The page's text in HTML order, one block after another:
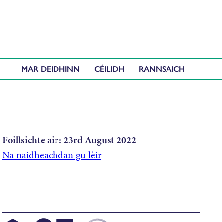
MAR DEIDHINN CÉILIDH
Foillsichte air:23rd August 2022
Na naidheachdan gu lèir